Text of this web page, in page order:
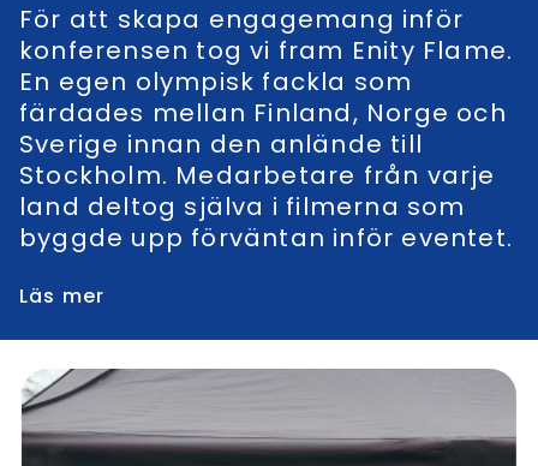
För att skapa engagemang inför
konferensen tog vi fram Enity Flame.
En egen olympisk fackla som
färdades mellan Finland, Norge och
Sverige innan den anlände till
Stockholm. Medarbetare från varje
land deltog själva i filmerna som
byggde upp förväntan inför eventet.
Läs mer